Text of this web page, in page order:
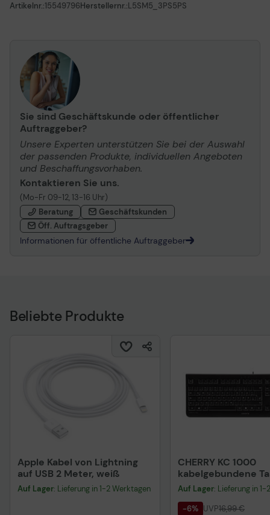
Artikelnr.:15549796Herstellernr.:L5SM5_3PS5PS
Sie sind Geschäftskunde oder öffentlicher
Auftraggeber?
Unsere Experten unterstützen Sie bei der Auswahl
der passenden Produkte, individuellen Angeboten
und Beschaffungsvorhaben.
Kontaktieren Sie uns.
(Mo-Fr 09-12, 13-16 Uhr)
Beratung
Geschäftskunden
Öff. Auftragsgeber
Informationen für öffentliche Auftraggeber
Beliebte Produkte
Apple Kabel von Lightning
auf USB 2 Meter, weiß
Auf Lager: Lieferung in 1-2 Werktagen
CHERRY KC 1000
kabelgebundene
QWERTZ DE -
Auf Lager: Lieferung in
-6% UVP16,99 €